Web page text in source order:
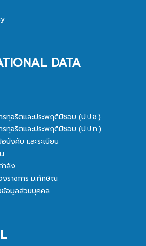
DATA
รทุจริตและประพฤติมิชอบ (ป.ป.ช.)
รทุจริตและประพฤติมิชอบ (ป.ป.ท.)
บังคับ และระเบียบ
ำลัง
งราชการ ม.ทักษิณ
ข้อมูลส่วนบุคคล